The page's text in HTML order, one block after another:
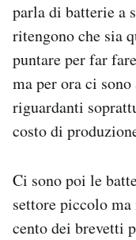
parla di batterie a
ritengono che sia
puntare per far
ma per ora ci
riguardanti
costo di
Ci sono poi le
settore piccolo
cento dei brevetti